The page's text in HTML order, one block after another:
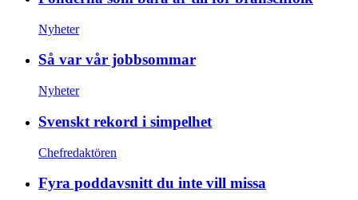
Nyheter
Så var vår jobbsommar
Nyheter
Svenskt rekord i simpelhet
Chefredaktören
Fyra poddavsnitt du inte vill missa